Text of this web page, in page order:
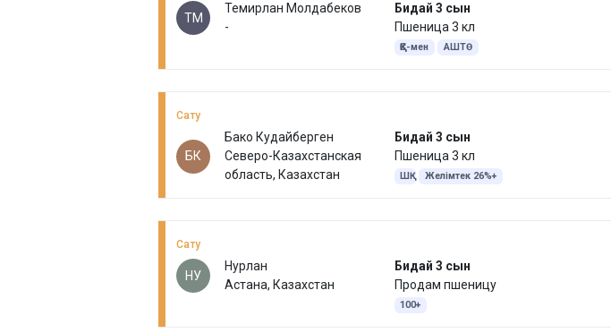
ТМ
Темирлан Молдабеков
-
Бидай 3 сын
Пшеница 3 кл
ҚҚС-мен АШТӨ
Сату
БК
Бако Кудайберген
Северо-Казахстанская
область, Казахстан
Бидай 3 сын
Пшеница 3 кл
ШҚ Желімтек 26%+
Сату
НУ
Нурлан
Астана, Казахстан
Бидай 3 сын
Продам пшеницу
100+